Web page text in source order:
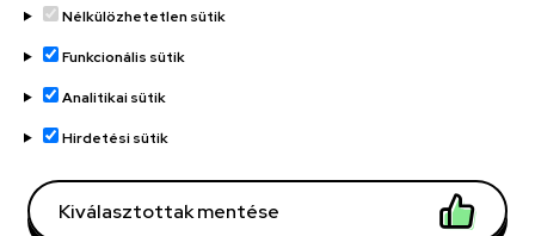
Adatvédelem
Adatvédelem
Régi oldal
Nélkülözhetetlen sütik
Funkcionális sütik
Analitikai sütik
Hirdetési sütik
Kiválasztottak mentése